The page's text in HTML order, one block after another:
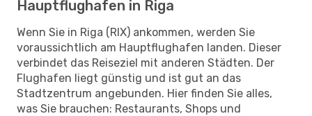
Hauptflughafen in Riga
Wenn Sie in Riga (RIX) ankommen, werden Sie
voraussichtlich am Hauptflughafen landen. Dieser
verbindet das Reiseziel mit anderen Städten. Der
Flughafen liegt günstig und ist gut an das
Stadtzentrum angebunden. Hier finden Sie alles,
was Sie brauchen: Restaurants, Shops und